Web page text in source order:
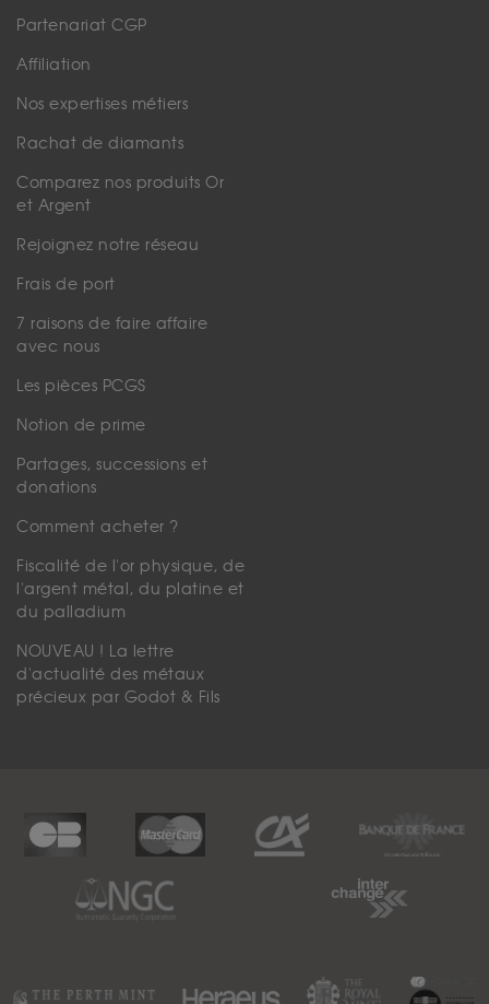
Partenariat CGP
Affiliation
Nos expertises métiers
Rachat de diamants
Comparez nos produits Or
et Argent
Rejoignez notre réseau
Frais de port
7 raisons de faire affaire
avec nous
Les pièces PCGS
Notion de prime
Partages, successions et
donations
Comment acheter ?
Fiscalité de l'or physique, de
l'argent métal, du platine et
du palladium
NOUVEAU ! La lettre
d'actualité des métaux
précieux par Godot & Fils